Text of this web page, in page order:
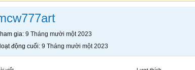
gia 9 Tháng mười một 2023
động cuối 9 Tháng mười một 2023